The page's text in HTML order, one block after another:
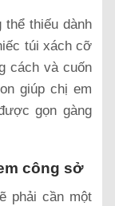
thiếu dành
túi xách cỡ
cách và cuốn
giúp chị em
gọn gàng
công sở
phải cần một